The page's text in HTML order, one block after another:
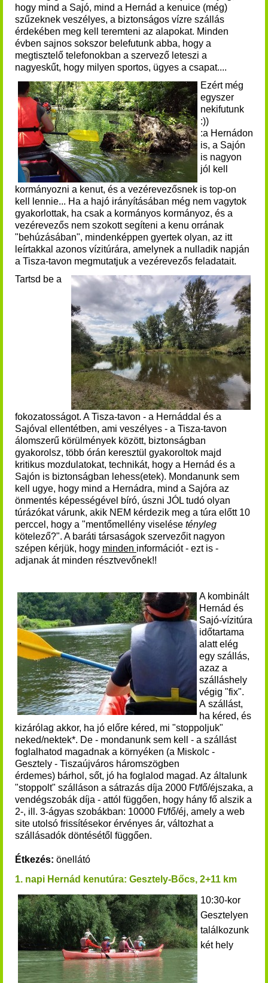
hogy mind a Sajó, mind a Hernád a kenuice (még)
szűzeknek veszélyes, a biztonságos vízre szállás
érdekében meg kell teremteni az alapokat. Minden
évben sajnos sokszor belefutunk abba, hogy a
megtisztelő telefonokban a szervező leteszi a
nagyeskűt, hogy milyen sportos, ügyes a csapat....
Ezért még
egyszer
nekifutunk
:))
:a Hernádon
is, a Sajón
is nagyon
jól kell
kormányozni a kenut, és a vezérevezősnek is top-on
kell lennie... Ha a hajó irányításában még nem vagytok
gyakorlottak, ha csak a kormányos kormányoz, és a
vezérevezős nem szokott segíteni a kenu orrának
"behúzásában", mindenképpen gyertek olyan, az itt
leírtakkal azonos vízitúrára, amelynek a nulladik napján
a Tisza-tavon megmutatjuk a vezérevezős feladatait.
Tartsd be a
fokozatosságot. A Tisza-tavon - a Hernáddal és a
Sajóval ellentétben, ami veszélyes - a Tisza-tavon
álomszerű körülmények között, biztonságban
gyakorolsz, több órán keresztül gyakoroltok majd
kritikus mozdulatokat, technikát, hogy a Hernád és a
Sajón is biztonságban lehess(etek). Mondanunk sem
kell ugye, hogy mind a Hernádra, mind a Sajóra az
önmentés képességével bíró, úszni JÓL tudó olyan
túrázókat várunk, akik NEM kérdezik meg a túra előtt 10
perccel, hogy a "mentőmellény viselése tényleg
kötelező?". A baráti társaságok szervezőit nagyon
szépen kérjük, hogy minden információt - ezt is -
adjanak át minden résztvevőnek!!
A kombinált
Hernád és
Sajó-vízitúra
időtartama
alatt elég
egy szállás,
azaz a
szálláshely
végig "fix".
A szállást,
ha kéred, és
kizárólag akkor, ha jó előre kéred, mi "stoppoljuk"
neked/nektek*. De - mondanunk sem kell - a szállást
foglalhatod magadnak a környéken (a Miskolc -
Gesztely - Tiszaújváros háromszögben
érdemes) bárhol, sőt, jó ha foglalod magad. Az általunk
"stoppolt" szálláson a sátrazás díja 2000 Ft/fő/éjszaka, a
vendégszobák díja - attól függően, hogy hány fő alszik a
2-, ill. 3-ágyas szobákban: 10000 Ft/fő/éj, amely a web
site utolsó frissítésekor érvényes ár, változhat a
szállásadók döntésétől függően.
Étkezés: önellátó
1. napi Hernád kenutúra: Gesztely-Bőcs, 2+11 km
10:30-kor
Gesztelyen
találkozunk
két hely